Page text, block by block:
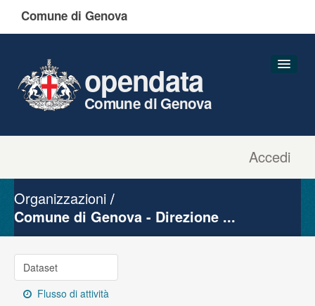
Comune di Genova
Accedi
opendata
Comune di Genova
Gruppi
Organizzazioni
Comune di Genova - Direzione ...
Dataset
Flusso di attività